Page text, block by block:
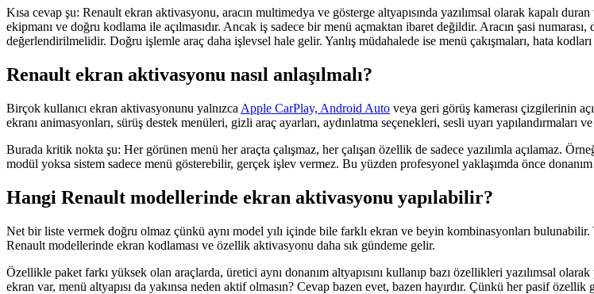
Kısa cevap şu: Renault ekran aktivasyonu, aracın multimedya ve gösterge altyapısında yazılımsal olarak kapalı
ekipmanı ve doğru kodlama ile açılmasıdır. Ancak iş sadece bir menü açmaktan ibaret değildir. Aracın şasi
değerlendirilmelidir. Doğru işlemle araç daha işlevsel hale gelir. Yanlış müdahalede ise menü çakışmaları, hata
Renault ekran aktivasyonu nasıl anlaşılmalı?
Birçok kullanıcı ekran aktivasyonunu yalnızca Apple CarPlay, Android Auto veya geri görüş kamerası çizgilerinin
ekranı animasyonları, sürüş destek menüleri, gizli araç ayarları, aydınlatma seçenekleri, sesli uyarı
Burada kritik nokta şu: Her görünen menü her araçta çalışmaz, her çalışan özellik de sadece yazılımla açılamaz.
modül yoksa sistem sadece menü gösterebilir, gerçek işlev vermez. Bu yüzden profesyonel yaklaşımda önce donanım
Hangi Renault modellerinde ekran aktivasyonu yapılabilir?
Net bir liste vermek doğru olmaz çünkü aynı model yılı içinde bile farklı ekran ve beyin kombinasyonları
Renault modellerinde ekran kodlaması ve özellik aktivasyonu daha sık gündeme gelir.
Özellikle paket farkı yüksek olan araçlarda, üretici aynı donanım altyapısını kullanıp bazı özellikleri yazılımsal
ekran var, menü altyapısı da yakınsa neden aktif olmasın? Cevap bazen evet, bazen hayırdır. Çünkü her pasif özellik